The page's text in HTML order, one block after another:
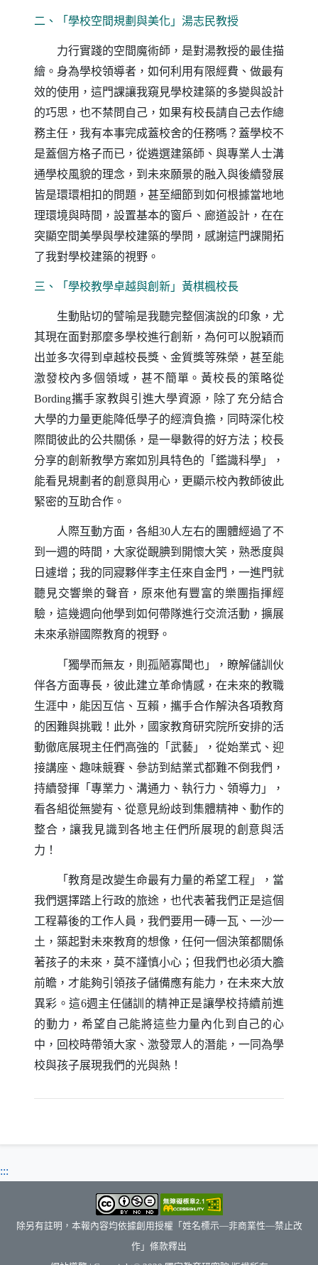
二、「學校空間規劃與美化」湯志民教授
力行實踐的空間魔術師，是對湯教授的最佳描
繪。身為學校領導者，如何利用有限經費、做最有
效的使用，這門課讓我窺見學校建築的多變與設計
的巧思，也不禁問自己，如果有校長請自己去作總
務主任，我有本事完成蓋校舍的任務嗎？蓋學校不
是蓋個方格子而已，從遴選建築師、與專業人士溝
通學校風貌的理念，到未來願景的融入與後續發展
皆是環環相扣的問題，甚至細節到如何根據當地地
理環境與時間，設置基本的窗戶、廊道設計，在在
突顯空間美學與學校建築的學問，感謝這門課開拓
了我對學校建築的視野。
三、「學校教學卓越與創新」黃棋楓校長
生動貼切的譬喻是我聽完整個演說的印象，尤
其現在面對那麼多學校進行創新，為何可以脫穎而
出並多次得到卓越校長獎、金質獎等殊榮，甚至能
激發校內多個領域，甚不簡單。黃校長的策略從
Bording攜手家教與引進大學資源，除了充分結合
大學的力量更能降低學子的經濟負擔，同時深化校
際間彼此的公共關係，是一舉數得的好方法；校長
分享的創新教學方案如別具特色的「鑑識科學」，
能看見規劃者的創意與用心，更顯示校內教師彼此
緊密的互助合作。
人際互動方面，各組30人左右的團體經過了不
到一週的時間，大家從靦腆到開懷大笑，熟悉度與
日遽增；我的同寢夥伴李主任來自金門，一進門就
聽見交響樂的聲音，原來他有豐富的樂團指揮經
驗，這幾週向他學到如何帶隊進行交流活動，擴展
未來承辦國際教育的視野。
「獨學而無友，則孤陋寡聞也」，瞭解儲訓伙
伴各方面專長，彼此建立革命情感，在未來的教職
生涯中，能因互信、互賴，攜手合作解決各項教育
的困難與挑戰！此外，國家教育研究院所安排的活
動徹底展現主任們高強的「武藝」，從始業式、迎
接講座、趣味競賽、參訪到結業式都難不倒我們，
持續發揮「專業力、溝通力、執行力、領導力」，
看各組從無變有、從意見紛歧到集體精神、動作的
整合，讓我見識到各地主任們所展現的創意與活
力！
「教育是改變生命最有力量的希望工程」，當
我們選擇踏上行政的旅途，也代表著我們正是這個
工程幕後的工作人員，我們要用一磚一瓦、一沙一
土，築起對未來教育的想像，任何一個決策都關係
著孩子的未來，莫不謹慎小心；但我們也必須大膽
前瞻，才能夠引領孩子儲備應有能力，在未來大放
異彩。這6週主任儲訓的精神正是讓學校持續前進
的動力，希望自己能將這些力量內化到自己的心
中，回校時帶領大家、激發眾人的潛能，一同為學
校與孩子展現我們的光與熱！
:::
除另有註明，本報內容均依據創用授權「姓名標示—非商業性—禁止改
作」條款釋出